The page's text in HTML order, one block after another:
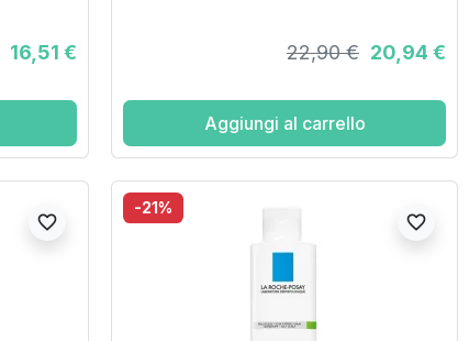
16,51 € 22,90 € 20,94 €
Aggiungi al carrello
favorite_border
-21%
favorite_border